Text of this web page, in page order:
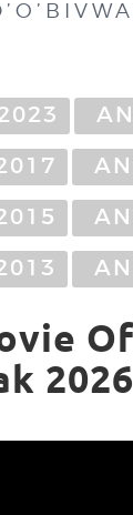
2026